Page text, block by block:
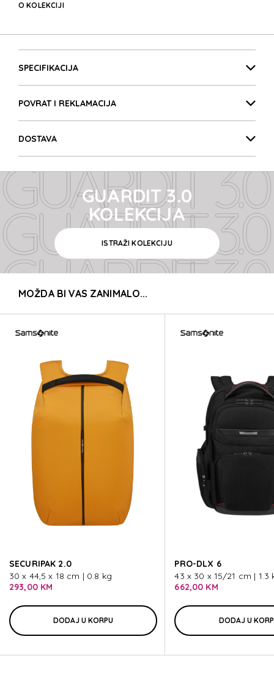
O KOLEKCIJI
SPECIFIKACIJA
POVRAT I REKLAMACIJA
DOSTAVA
GUARDIT 3.0
GUARDIT 3.0
GUARDIT 3.0
GUARDIT 3.0
GUARDIT 3.0
GUARDIT 3.0
GUARDIT 3.0
GUARDIT 3.0
GUARDIT 3.0
GUARDIT 3.0
GUARDIT 3.0
GUARDIT 3.0
GUARDIT 3.0
GUARDIT 3.0
KOLEKCIJA
ISTRAŽI KOLEKCIJU
MOŽDA BI VAS ZANIMALO...
SECURIPAK 2.0
30 x 44,5 x 18 cm | 0.8 kg
293,00 KM
DODAJ U KORPU
PRO-DLX 6
43 x 30 x 15/21 cm | 1.3
662,00 KM
DODAJ U